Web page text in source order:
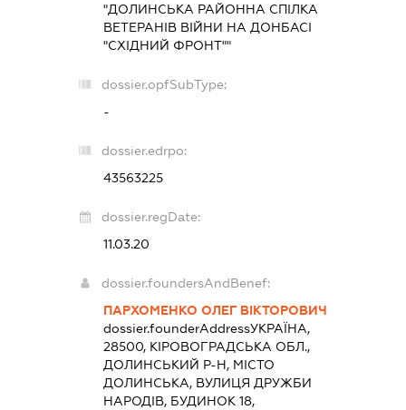
"ДОЛИНСЬКА РАЙОННА СПІЛКА
ВЕТЕРАНІВ ВІЙНИ НА ДОНБАСІ
"СХІДНИЙ ФРОНТ""
dossier.opfSubType:
-
dossier.edrpo:
43563225
dossier.regDate:
11.03.20
dossier.foundersAndBenef:
ПАРХОМЕНКО ОЛЕГ ВІКТОРОВИЧ
dossier.founderAddressУКРАЇНА,
28500, КІРОВОГРАДСЬКА ОБЛ.,
ДОЛИНСЬКИЙ Р-Н, МІСТО
ДОЛИНСЬКА, ВУЛИЦЯ ДРУЖБИ
НАРОДІВ, БУДИНОК 18,